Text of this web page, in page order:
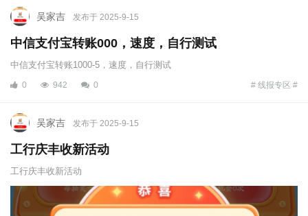
吴家吉 发布于 2025-9-15
中信支付宝转账000，速度，自行测试
中信支付宝转账1000-5，速度，自行测试
0 942 0 # 线报专区 #
吴家吉 发布于 2025-9-15
工行庆丰收新活动
工行庆丰收新活动